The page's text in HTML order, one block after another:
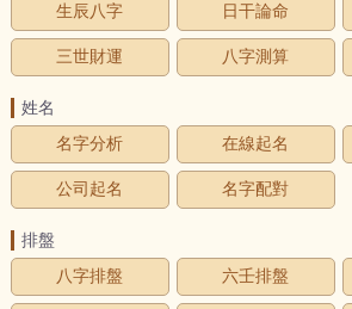
生辰八字
日干論命
三世財運 八字測算
姓名
名字分析
在線起名
公司起名 名字配對
排盤
八字排盤
六壬排盤